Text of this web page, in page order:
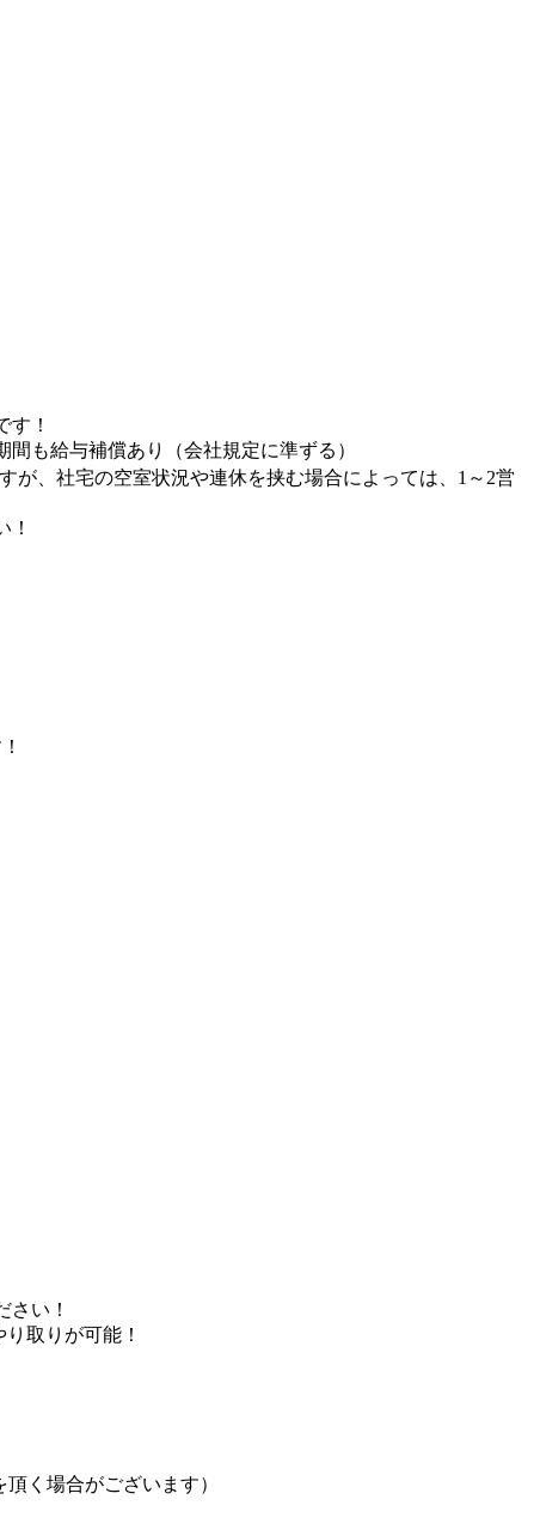
す！
も給与補償あり（会社規定に準ずる）
、社宅の空室状況や連休を挟む場合によっては、1～2営
！
い！
取りが可能！
く場合がございます）